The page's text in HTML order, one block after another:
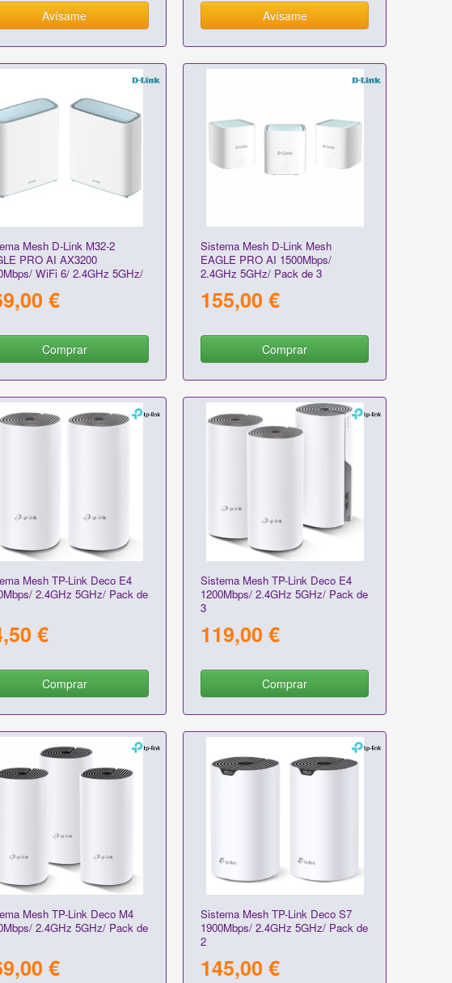
Avísame Avísame
Mesh D-Link M32-2
PRO AI AX3200
WiFi 6/ 2.4GHz 5GHz/
€
Comprar
Sistema Mesh D-Link Mesh
EAGLE PRO AI 1500Mbps/
2.4GHz 5GHz/ Pack de 3
155,00 €
Comprar
Mesh TP-Link Deco E4
2.4GHz 5GHz/ Pack de
€
Comprar
Sistema Mesh TP-Link Deco E4
1200Mbps/ 2.4GHz 5GHz/ Pack de
3
119,00 €
Comprar
Mesh TP-Link Deco M4
2.4GHz 5GHz/ Pack de
€
Sistema Mesh TP-Link Deco S7
1900Mbps/ 2.4GHz 5GHz/ Pack de
2
145,00 €